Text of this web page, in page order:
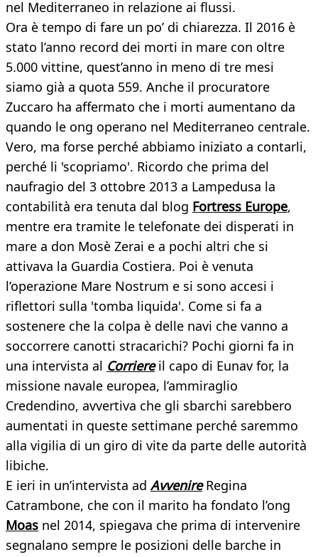
nel Mediterraneo in relazione ai flussi.
Ora è tempo di fare un po’ di chiarezza. Il 2016 è
stato l’anno record dei morti in mare con oltre
5.000 vittine, quest’anno in meno di tre mesi
siamo già a quota 559. Anche il procuratore
Zuccaro ha affermato che i morti aumentano da
quando le ong operano nel Mediterraneo centrale.
Vero, ma forse perché abbiamo iniziato a contarli,
perché li 'scopriamo'. Ricordo che prima del
naufragio del 3 ottobre 2013 a Lampedusa la
contabilità era tenuta dal blog Fortress Europe,
mentre era tramite le telefonate dei disperati in
mare a don Mosè Zerai e a pochi altri che si
attivava la Guardia Costiera. Poi è venuta
l’operazione Mare Nostrum e si sono accesi i
riflettori sulla 'tomba liquida'. Come si fa a
sostenere che la colpa è delle navi che vanno a
soccorrere canotti stracarichi? Pochi giorni fa in
una intervista al Corriereil capo di Eunav for, la
missione navale europea, l’ammiraglio
Credendino, avvertiva che gli sbarchi sarebbero
aumentati in queste settimane perché saremmo
alla vigilia di un giro di vite da parte delle autorità
libiche.
E ieri in un’intervista ad AvvenireRegina
Catrambone, che con il marito ha fondato l’ong
Moas nel 2014, spiegava che prima di intervenire
segnalano sempre le posizioni delle barche in